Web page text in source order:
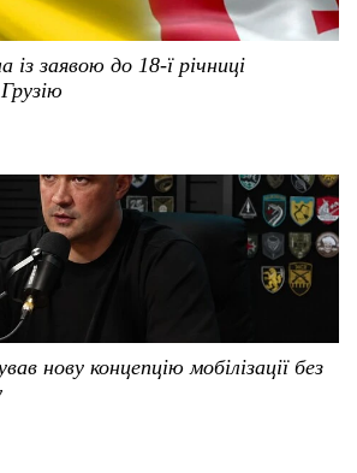
із заявою до 18-ї річниці
нову концепцію мобілізації без